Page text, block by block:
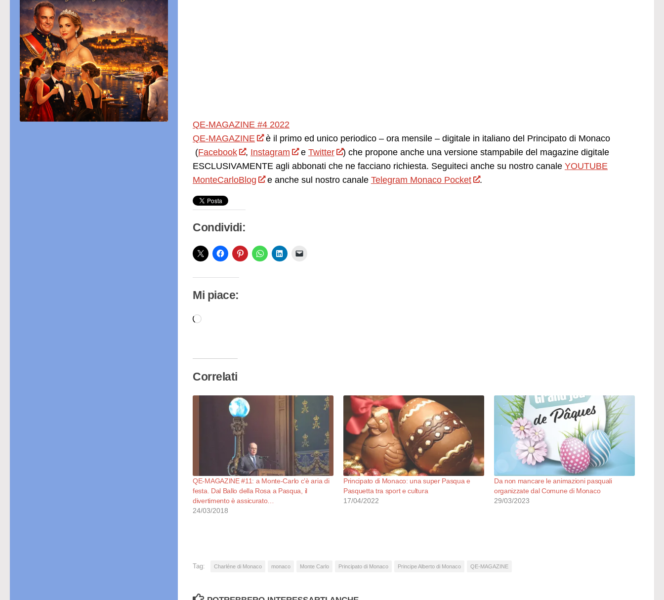
QE-MAGAZINE #4 2022
QE-MAGAZINE
è il primo ed unico periodico – ora mensile – digitale in italiano del Principato di Monaco
(Facebook , Instagram e Twitter
) che propone anche una versione stampabile del magazine digitale
ESCLUSIVAMENTE agli abbonati che ne facciano richiesta. Seguiteci anche su nostro canale YOUTUBE
MonteCarloBlog
e anche sul nostro canale Telegram Monaco Pocket .
Condividi:
Mi piace:
Caricamento
Correlati
QE-MAGAZINE #11: a Monte-Carlo c’è aria di
festa. Dal Ballo della Rosa a Pasqua, il
divertimento è assicurato…
24/03/2018
Principato di Monaco: una super Pasqua e
Pasquetta tra sport e cultura
17/04/2022
Da non mancare le animazioni pasquali
organizzate dal Comune di Monaco
29/03/2023
Tag: Charléne di Monaco monaco Monte Carlo Principato di Monaco Principe Alberto di Monaco QE-MAGAZINE